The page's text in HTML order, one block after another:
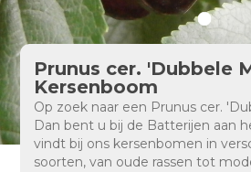
Prunus cer. 'Dubbele
Kersenboom
Op zoek naar een Prunus cer.
Dan bent u bij de Batterijen aan
vindt bij ons kersenbomen in
soorten, van oude rassen tot